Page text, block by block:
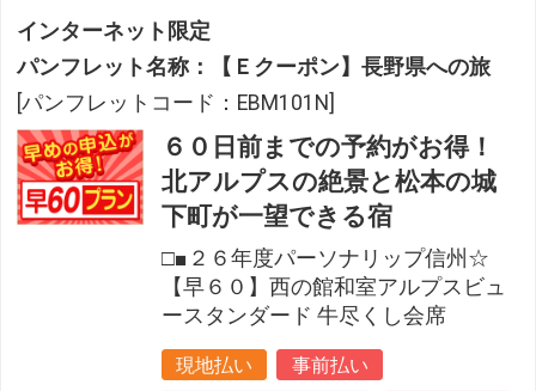
インターネット限定
パンフレット名称：【Ｅクーポン】長野県への旅
[パンフレットコード：EBM101N]
６０日前までの予約がお得！
北アルプスの絶景と松本の城
下町が一望できる宿
□■２６年度パーソナリップ信州☆
【早６０】西の館和室アルプスビュ
ースタンダード 牛尽くし会席
現地払い
事前払い